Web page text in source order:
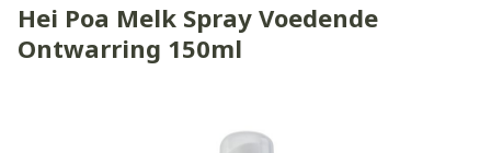
Hei Poa Melk Spray Voedende
Ontwarring 150ml